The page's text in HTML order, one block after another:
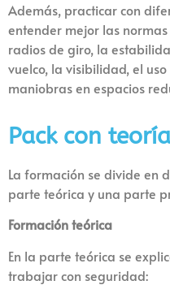
Además, practicar con
entender mejor las
radios de giro, la
vuelco, la visibilidad, el
maniobras en espacios
Pack con
La formación se divide en
parte teórica y una parte
Formación teórica
En la parte teórica se
trabajar con seguridad: